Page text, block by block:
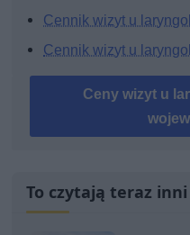
Cennik wizyt u
Cennik wizyt u
Ceny wizyt u
To czytają teraz inni